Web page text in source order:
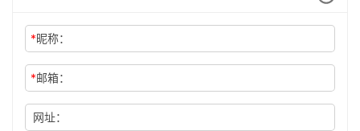
*昵称：
*邮箱：
网址：